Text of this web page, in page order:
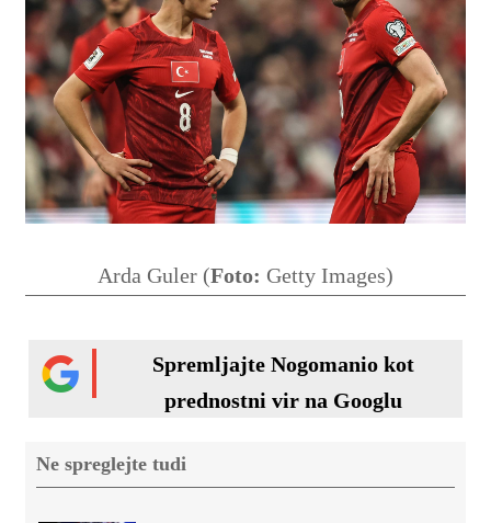
Arda Guler (Foto: Getty Images)
Spremljajte Nogomanio kot
prednostni vir na Googlu
Ne spreglejte tudi